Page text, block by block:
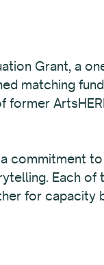
Grant, a
matching
commitment
Each
for capacity